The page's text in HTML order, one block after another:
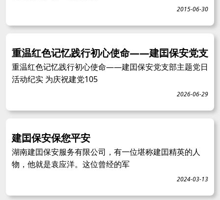
2015-06-30
重温红色记忆践行初心使命——建囯保安党支
重温红色记忆践行初心使命——建囯保安党支部主题党日
活动纪实 为庆祝建党105
2026-06-29
建囯保安保您平安
湖南建囯保安服务有限公司，有一位堪称建囯精英的人
物，他就是袁应洋。这位曾经的军
2024-03-13